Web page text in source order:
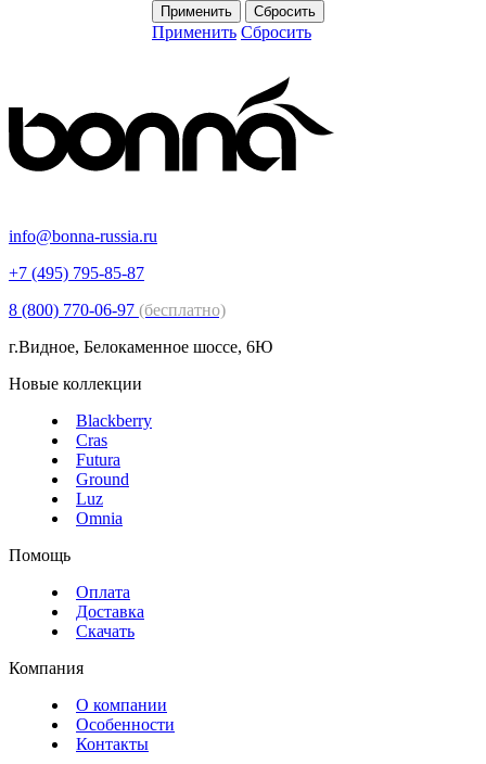
Применить Сбросить
info@bonna-russia.ru
+7 (495) 795-85-87
8 (800) 770-06-97 (бесплатно)
г.Видное, Белокаменное шоссе, 6Ю
Новые коллекции
Blackberry
Cras
Futura
Ground
Luz
Omnia
Помощь
Оплата
Доставка
Скачать
Компания
О компании
Особенности
Контакты